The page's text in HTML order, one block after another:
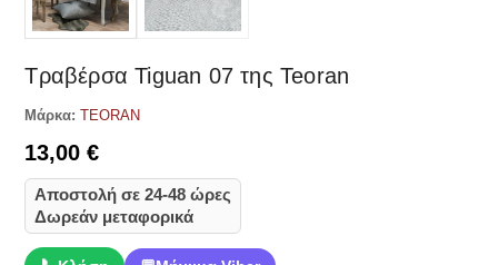
Τραβέρσα Tiguan 07 της Teoran
Μάρκα: TEORAN
13,00€
Αποστολή σε 24-48 ώρες
Δωρεάν μεταφορικά